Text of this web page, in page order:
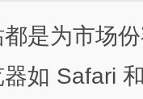
是为市场
如 Safari